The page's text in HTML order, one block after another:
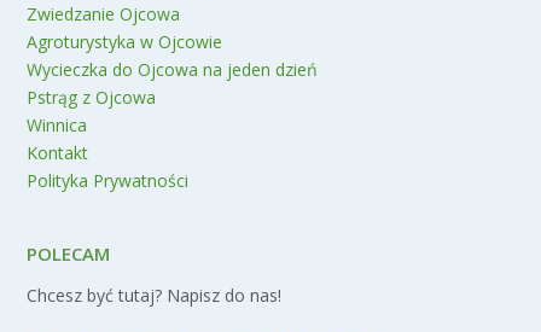
Zwiedzanie Ojcowa
Agroturystyka w Ojcowie
Wycieczka do Ojcowa na jeden dzień
Pstrąg z Ojcowa
Winnica
Kontakt
Polityka Prywatności
POLECAM
Chcesz być tutaj? Napisz do nas!